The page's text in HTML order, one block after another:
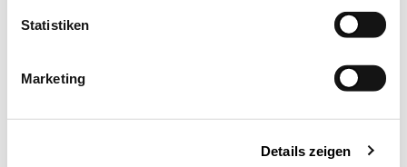
Statistiken
Marketing
Details zeigen